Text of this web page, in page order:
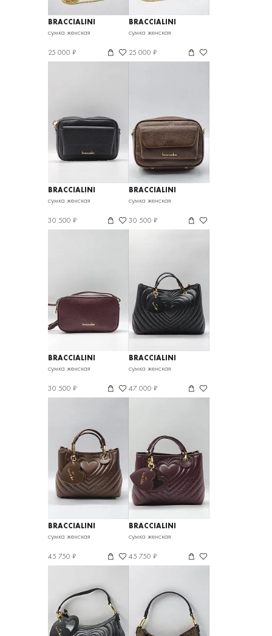
BRACCIALINI
сумка женская
25 000 ₽
BRACCIALINI
сумка женская
25 000 ₽
BRACCIALINI
сумка женская
30 500 ₽
BRACCIALINI
сумка женская
30 500 ₽
BRACCIALINI
сумка женская
30 500 ₽
BRACCIALINI
сумка женская
47 000 ₽
BRACCIALINI
сумка женская
45 750 ₽
BRACCIALINI
сумка женская
45 750 ₽